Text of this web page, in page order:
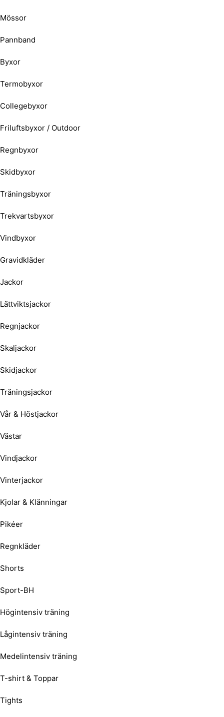
Mössor
Pannband
Byxor
Termobyxor
Collegebyxor
Friluftsbyxor / Outdoor
Regnbyxor
Skidbyxor
Träningsbyxor
Trekvartsbyxor
Vindbyxor
Gravidkläder
Jackor
Lättviktsjackor
Regnjackor
Skaljackor
Skidjackor
Träningsjackor
Vår & Höstjackor
Västar
Vindjackor
Vinterjackor
Kjolar & Klänningar
Pikéer
Regnkläder
Shorts
Sport-BH
Högintensiv träning
Lågintensiv träning
Medelintensiv träning
T-shirt & Toppar
Tights